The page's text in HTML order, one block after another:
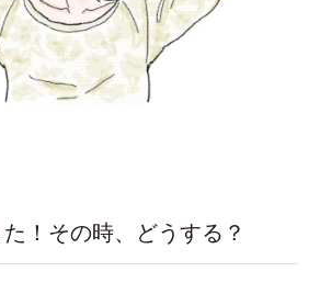
！その時、どうする？